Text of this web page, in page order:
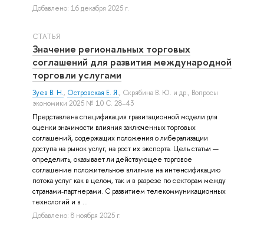
Добавлено: 16 декабря 2025 г.
СТАТЬЯ
Значение региональных торговых
соглашений для развития международной
торговли услугами
Зуев В. Н., Островская Е. Я., Скрябина В. Ю. и др., Вопросы
экономики 2025 № 10 С. 28–43
Представлена спецификация гравитационной модели для
оценки значимости влияния заключенных торговых
соглашений, содержащих положения о либерализации
доступа на рынок услуг, на рост их экспорта. Цель статьи —
определить, оказывает ли действующее торговое
соглашение положительное влияние на интенсификацию
потока услуг как в целом, так и в разрезе по секторам между
странами-партнерами. С развитием телекоммуникационных
технологий и в ...
Добавлено: 8 ноября 2025 г.